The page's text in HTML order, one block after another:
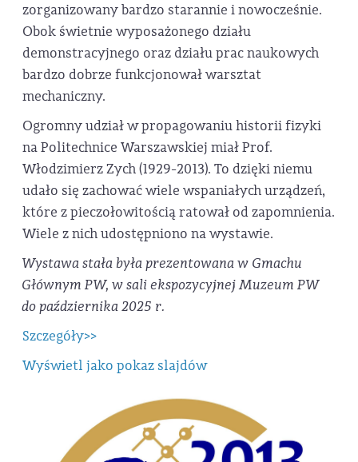
zorganizowany bardzo starannie i nowocześnie.
Obok świetnie wyposażonego działu
demonstracyjnego oraz działu prac naukowych
bardzo dobrze funkcjonował warsztat
mechaniczny.
Ogromny udział w propagowaniu historii fizyki
na Politechnice Warszawskiej miał Prof.
Włodzimierz Zych (1929-2013). To dzięki niemu
udało się zachować wiele wspaniałych urządzeń,
które z pieczołowitością ratował od zapomnienia.
Wiele z nich udostępniono na wystawie.
Wystawa stała była prezentowana w Gmachu
Głównym PW, w sali ekspozycyjnej Muzeum PW
do października 2025 r.
Szczegóły>>
Wyświetl jako pokaz slajdów